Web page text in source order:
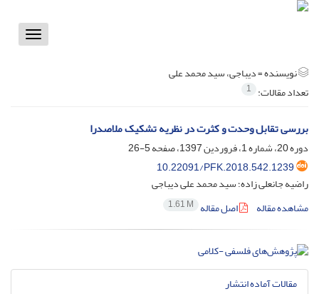
Toggle
نویسنده =دیباجی، سید محمد علی
تعداد مقالات: 1
بررسی تقابل وحدت و کثرت در نظریه تشکیک ملاصدرا
دوره 20، شماره 1، فروردین 1397، صفحه
5-26
10.22091/PFK.2018.542.1239
راضیه جانعلی زاده؛ سید محمد علی دیباجی
مشاهده مقاله
اصل مقاله 1.61 M
مقالات آماده انتشار